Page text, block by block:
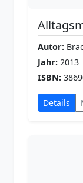
Autor:
Jahr: 2013
ISBN:
Details